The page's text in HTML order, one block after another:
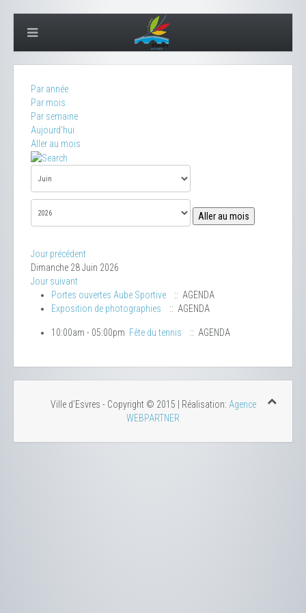
Par année
Par mois
Par semaine
Aujourd'hui
Aller au mois
Aller au mois
Jour précédent
Dimanche 28 Juin 2026
Jour suivant
Portes ouvertes Aube Sportive
:: AGENDA
Exposition de photographies
:: AGENDA
10:00am - 05:00pm Fête du tennis :: AGENDA
Ville d'Esvres - Copyright © 2015 | Réalisation: Agence
WEBPARTNER